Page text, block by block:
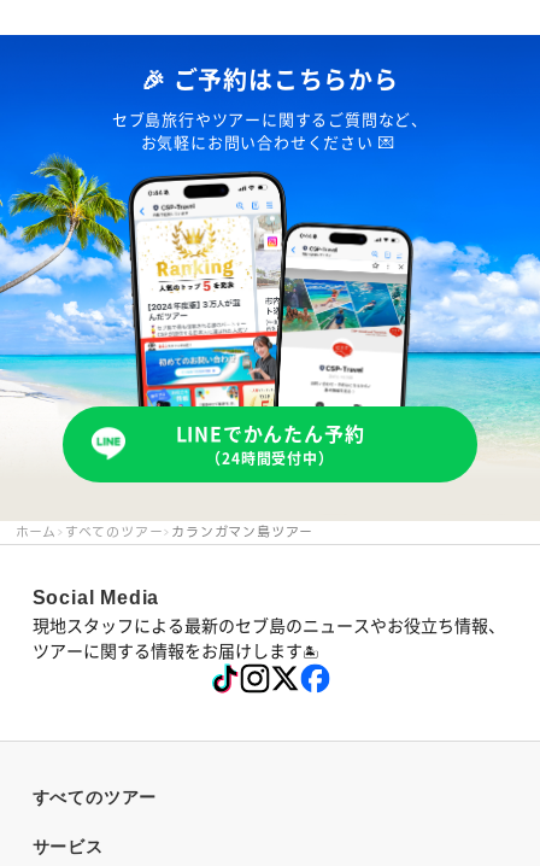
🎉 ご予約はこちらから
セブ島旅行やツアーに関するご質問など、
お気軽にお問い合わせください 💌
LINEでかんたん予約
（24時間受付中）
ホーム すべてのツアー カランガマン島ツアー
現地スタッフによる最新のセブ島のニュースやお役立ち情報、
ツアーに関する情報をお届けします🏝
Social Media
すべてのツアー
サービス